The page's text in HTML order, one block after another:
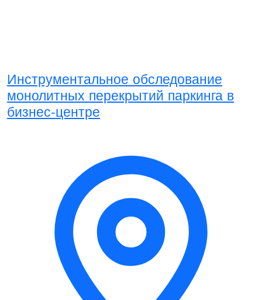
Инструментальное обследование
монолитных перекрытий паркинга в
бизнес-центре